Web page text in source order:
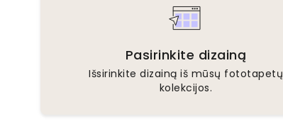
Pasirinkite dizainą
Išsirinkite dizainą iš mūsų fototapetų
kolekcijos.